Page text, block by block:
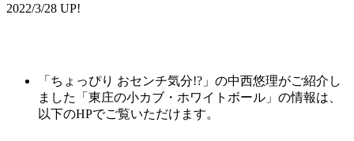
2022/3/28 UP!
「ちょっぴり おセンチ気分!?」の中西悠理がご紹介し
ました「東庄の小カブ・ホワイトボール」の情報は、
以下のHPでご覧いただけます。